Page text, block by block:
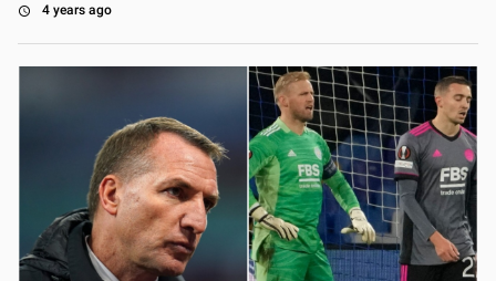
access_time 4 years ago